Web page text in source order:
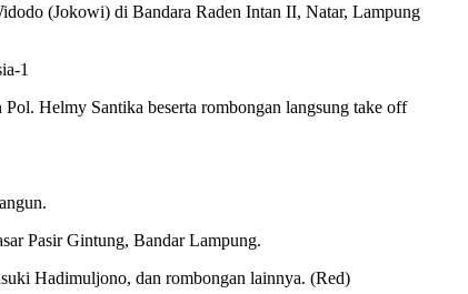
(Jokowi) di Bandara Raden Intan II, Natar, Lampung
1
Helmy Santika beserta rombongan langsung take off
Pasir Gintung, Bandar Lampung.
Hadimuljono, dan rombongan lainnya. (Red)